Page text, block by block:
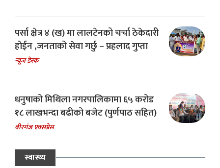
पर्सा क्षेत्र ४ (ख) मा लालटेनको चर्चा ठेकेदारी
होईन ,जनताको सेवा गर्छु – प्रहलाद गुप्ता
न्यूज डेस्क
धनुषाको मिथिला नगरपालिकामा ६५ करोड
१८ लाखभन्दा बढीको बजेट (पुर्णपाठ सहित)
बीरगंज एक्सप्रेस
स्वास्थ्य